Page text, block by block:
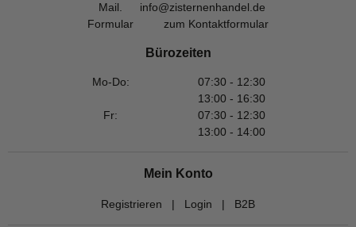
Mail.
info@zisternenhandel.de
Formular
zum Kontaktformular
Bürozeiten
Mo-Do:
07:30 - 12:30
13:00 - 16:30
Fr:
07:30 - 12:30
13:00 - 14:00
Mein Konto
Registrieren | Login | B2B